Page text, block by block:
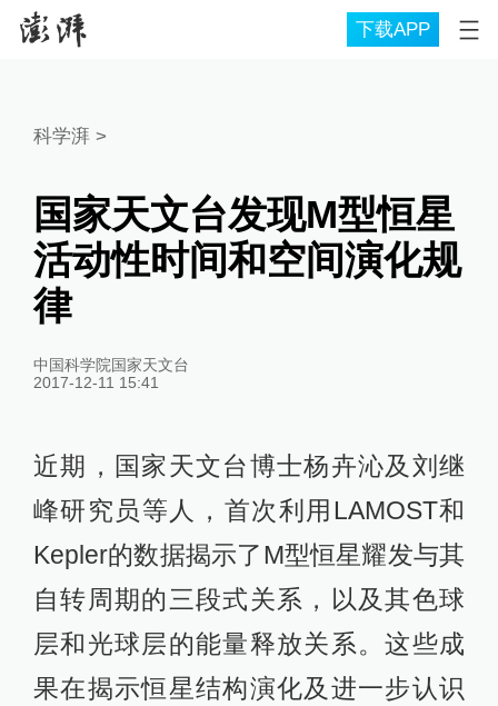
下载APP
科学湃 >
国家天文台发现M型恒星
活动性时间和空间演化规
律
中国科学院国家天文台
2017-12-11 15:41
近期，国家天文台博士杨卉沁及刘继
峰研究员等人，首次利用LAMOST和
Kepler的数据揭示了M型恒星耀发与其
自转周期的三段式关系，以及其色球
层和光球层的能量释放关系。这些成
果在揭示恒星结构演化及进一步认识